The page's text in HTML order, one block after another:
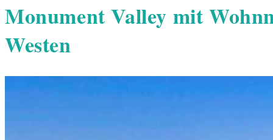
Monument Valley mit
Westen